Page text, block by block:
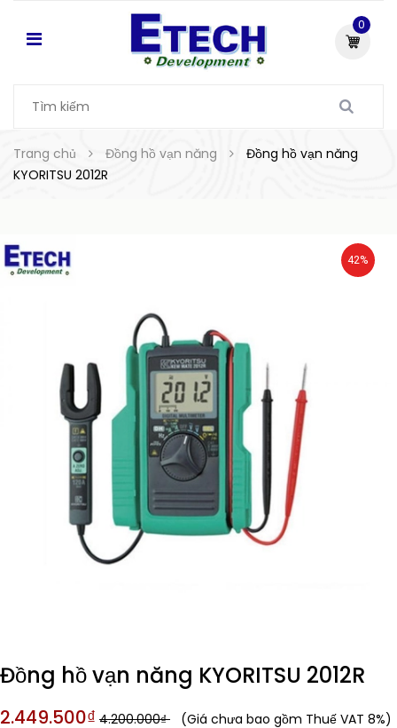
0
Trang chủ Đồng hồ vạn năng
Đồng hồ vạn năng
KYORITSU 2012R
42%
Đồng hồ vạn năng KYORITSU 2012R
2.449.500₫ 4.200.000₫ (Giá chưa bao gồm Thuế VAT 8%)